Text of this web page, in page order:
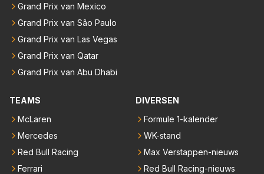
Grand Prix van Mexico
Grand Prix van São Paulo
Grand Prix van Las Vegas
Grand Prix van Qatar
Grand Prix van Abu Dhabi
TEAMS
McLaren
Mercedes
Red Bull Racing
Ferrari
DIVERSEN
Formule 1-kalender
WK-stand
Max Verstappen-nieuws
Red Bull Racing-nieuws